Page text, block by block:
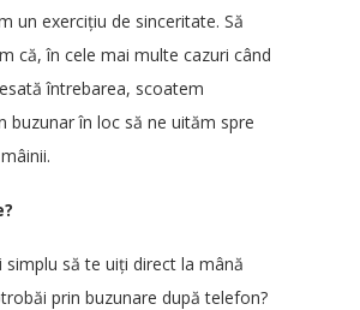
un exercițiu de sinceritate. Să
că, în cele mai multe cazuri când
întrebarea, scoatem
buzunar în loc să ne uităm spre
simplu să te uiți direct la mână
prin buzunare după telefon?